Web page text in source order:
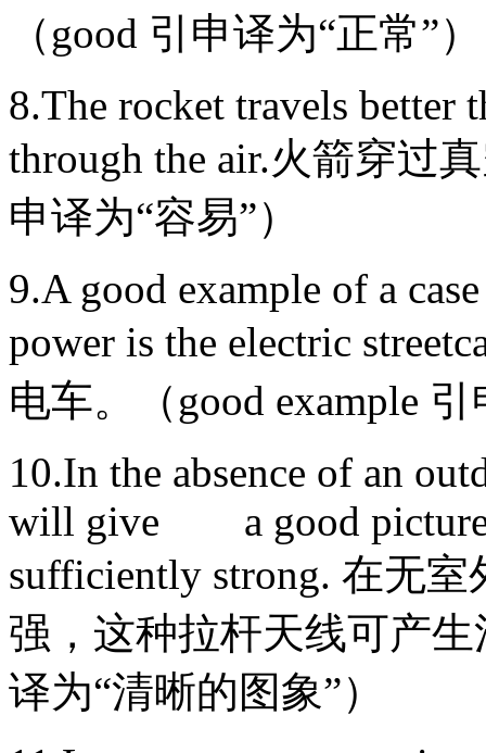
（good 引申译为“正常”）
8.The rocket travels better
through the air.火箭穿过
申译为“容易”）
9.A good example of a
power is the electric
电车。（good example
10.In the absence of an
will give a good picture
sufficiently strong. 在无
强，这种拉杆天线可产
译为“清晰的图象”）